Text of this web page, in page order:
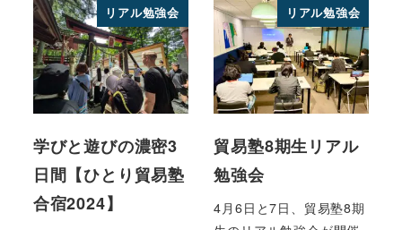
リアル勉強会
学びと遊びの濃密3
日間【ひとり貿易塾
合宿2024】
リアル勉強会
貿易塾8期生リアル
勉強会
4月6日と7日、貿易塾8期